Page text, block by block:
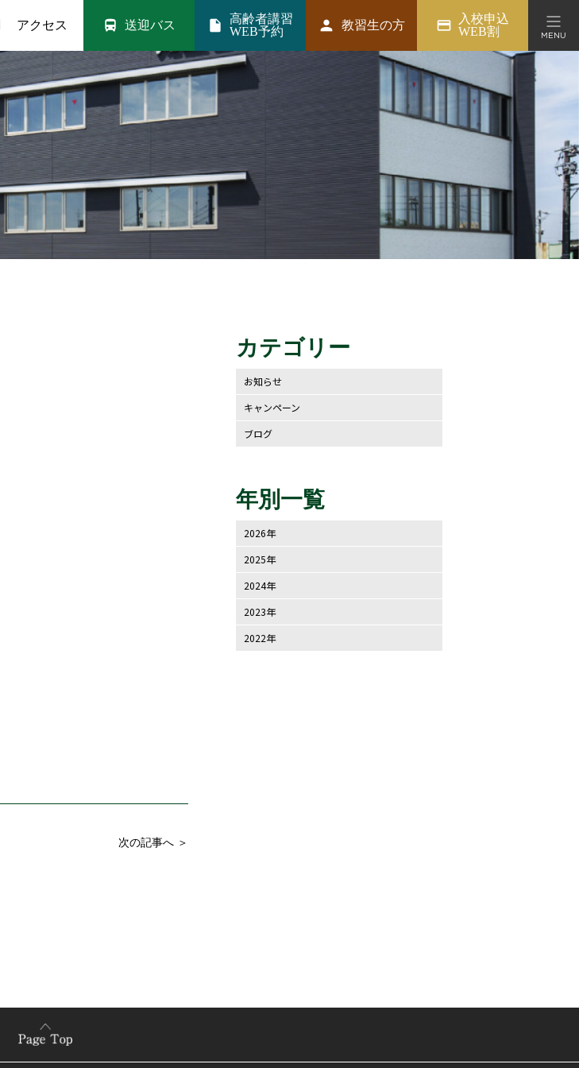
取得可能免許 料金シミュレーション
アクセス directions_bus 送迎バス insert_drive_file
高齢者講習
WEB予約
person 教習生の方
満点様・技能教習予約
credit_card
入校申込
WEB割
MENU
次の記事へ ＞
カテゴリー
お知らせ
キャンペーン
ブログ
年別一覧
2026年
2025年
2024年
2023年
2022年